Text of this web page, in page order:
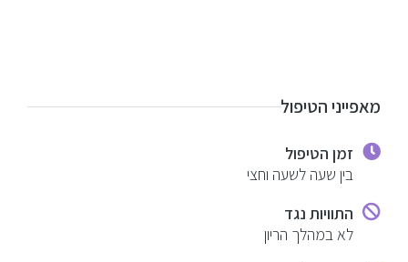
מאפייני הטיפול
זמן הטיפול
בין שעה לשעה וחצי
התוויות נגד
לא במהלך הריון